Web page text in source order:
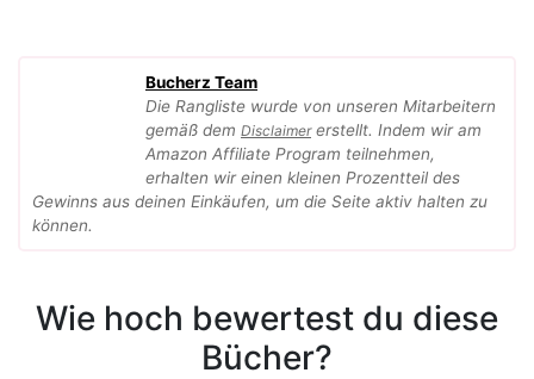
Bucherz Team
Die Rangliste wurde von unseren Mitarbeitern
gemäß dem Disclaimererstellt. Indem wir am
Amazon Affiliate Program teilnehmen,
erhalten wir einen kleinen Prozentteil des
Gewinns aus deinen Einkäufen, um die Seite aktiv halten zu
können.
Wie hoch bewertest du diese
Bücher?